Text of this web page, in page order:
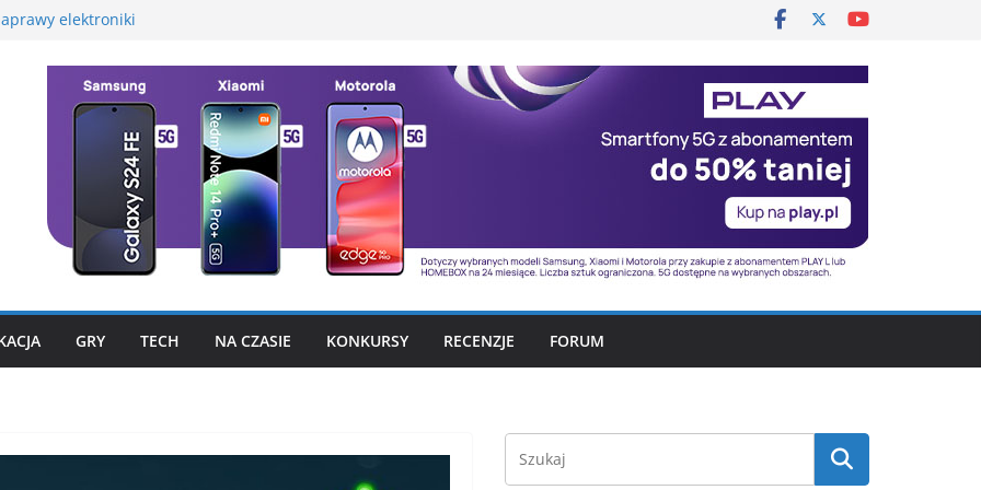
elektroniki
Huawei
2 – test, recenzja
fotograficznego
to już nie problem
GRY TECH NA CZASIE KONKURSY RECENZJE FORUM